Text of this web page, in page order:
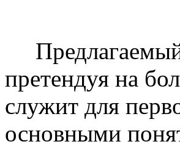
претендуя на
служит для
основными